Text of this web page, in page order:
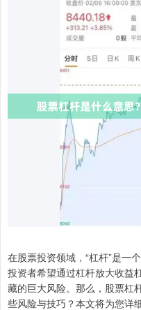
在股票投资领域，“杠杆”是一
投资者希望通过杠杆放大收益
藏的巨大风险。那么，股票杠
些风险与技巧？本文将为您详细